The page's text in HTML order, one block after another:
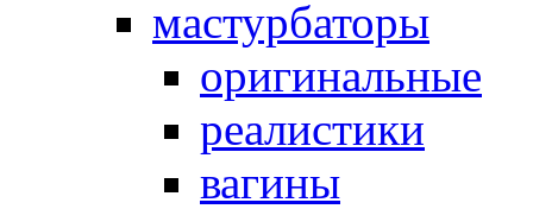
мастурбаторы
оригинальные
реалистики
вагины